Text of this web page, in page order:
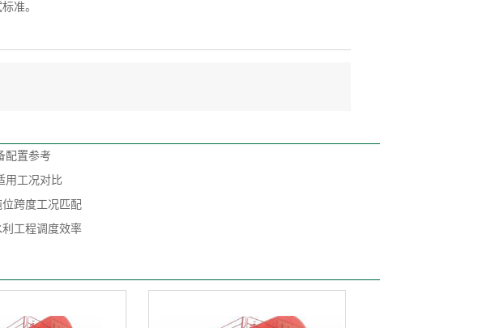
准。
配置参考
用工况对比
跨度工况匹配
工程调度效率